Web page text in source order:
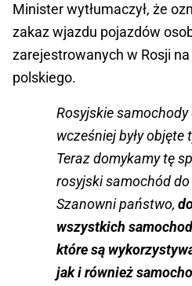
Minister wytłumaczył, że
zakaz wjazdu pojazdów
zarejestrowanych w Rosji
polskiego.
Rosyjskie
wcześniej były objęte
Teraz domykamy tę
rosyjski samochód
Szanowni państwo,
wszystkich
które są
jak i również